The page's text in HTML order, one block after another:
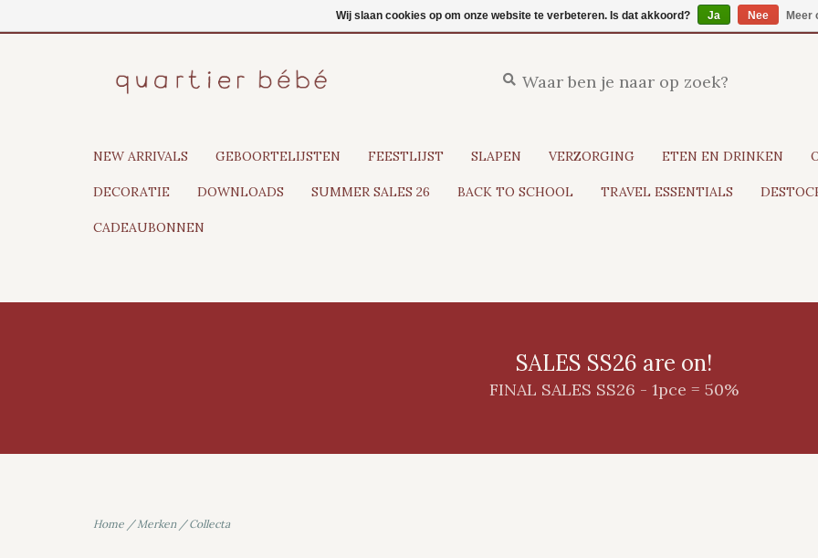
NEW ARRIVALS GEBOORTELIJSTEN FEESTLIJST SLAPEN VERZORGING ETEN EN DRINKEN
DECORATIE DOWNLOADS SUMMER SALES 26 BACK TO SCHOOL TRAVEL ESSENTIALS
CADEAUBONNEN
SALES SS26 are on!
FINAL SALES SS26 - 1pce = 50%
Home /Merken/Collecta
Wij slaan cookies op om onze website te verbeteren. Is dat akkoord? Ja Nee Meer